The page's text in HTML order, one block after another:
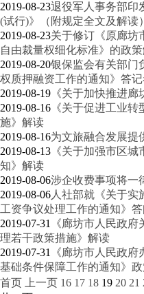
2019-08-23退役军人事务部印
(试行)》（附规定全文及解读）
2019-08-23关于修订《原廊坊
自由裁量权细化标准》的政
2019-08-20银保监会有关部门
权质押融资工作的通知》答记
2019-08-19 《关于加快推进
2019-08-16 《关于促进工业
施》解读
2019-08-16为文旅融合发展提
2019-08-13 《关于加强市区
知》解读
2019-08-06涉企收费事项将一
2019-08-06 人社部就《关于实
工资争议处理工作的通知》答
2019-07-31
《廊坊市人民政
理若干政策措施》解读
2019-07-31
《廊坊市人民政
基础条件保障工作的通知》
首页
上一页 16 17 18 19 20 21